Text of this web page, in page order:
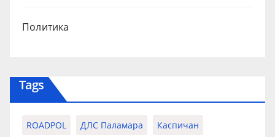
Политика
Tags
ROADPOL ДЛС Паламара Каспичан